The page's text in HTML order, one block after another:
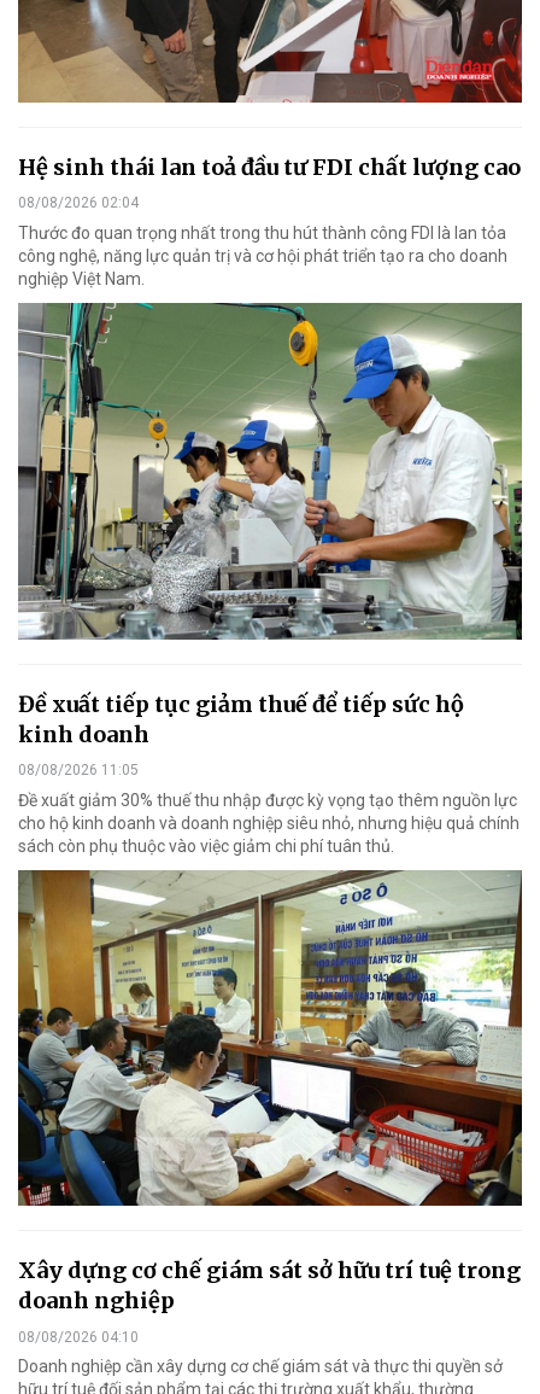
Hệ sinh thái lan toả đầu tư FDI chất lượng cao
08/08/2026 02:04
Thước đo quan trọng nhất trong thu hút thành công FDI là lan tỏa
công nghệ, năng lực quản trị và cơ hội phát triển tạo ra cho doanh
nghiệp Việt Nam.
Đề xuất tiếp tục giảm thuế để tiếp sức hộ
kinh doanh
08/08/2026 11:05
Đề xuất giảm 30% thuế thu nhập được kỳ vọng tạo thêm nguồn lực
cho hộ kinh doanh và doanh nghiệp siêu nhỏ, nhưng hiệu quả chính
sách còn phụ thuộc vào việc giảm chi phí tuân thủ.
Xây dựng cơ chế giám sát sở hữu trí tuệ trong
doanh nghiệp
08/08/2026 04:10
Doanh nghiệp cần xây dựng cơ chế giám sát và thực thi quyền sở
hữu trí tuệ đối sản phẩm tại các thị trường xuất khẩu, thường